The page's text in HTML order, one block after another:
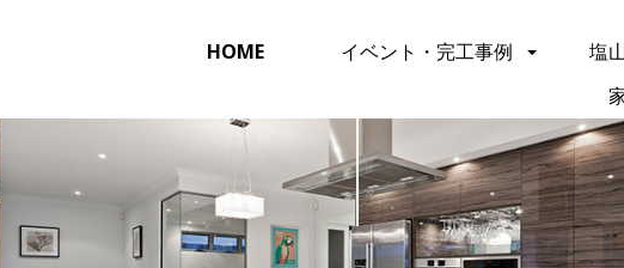
HOME イベント・完工事例
塩